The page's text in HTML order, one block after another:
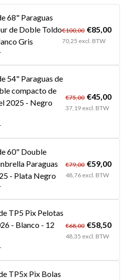
68" Paraguas
de Doble Toldo
Gris
€100,00 €85,00
70,25 excl. BTW
54" Paraguas de
compacto de
2025 - Negro
€75,00 €45,00
37,19 excl. BTW
60" Double
Paraguas
- Plata Negro
€79,00 €59,00
48,76 excl. BTW
TP5 Pix Pelotas
- Blanco - 12
€68,00 €58,50
48,35 excl. BTW
TP5x Pix Bolas